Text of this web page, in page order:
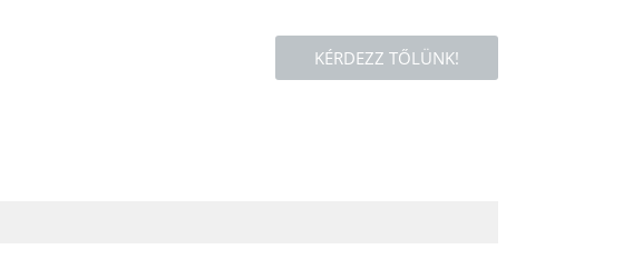
KÉRDEZZ TŐLÜNK!